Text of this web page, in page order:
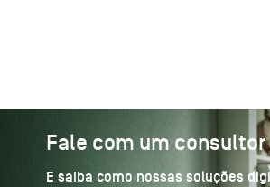
Fale com um consultor
E saiba como nossas soluções